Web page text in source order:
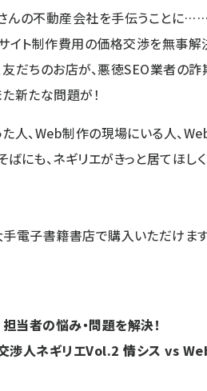
んの不動産会社を手伝うことに
イト制作費用の価格交渉を無事解
友だちのお店が、悪徳SEO業者の
た新たな問題が！
人、Web制作の現場にいる人、
にも、ネギリエがきっと居てほしく
手電子書籍書店で購入いただけます
当者の悩み・問題を解決！
渉人ネギリエVol.2 情シス vs